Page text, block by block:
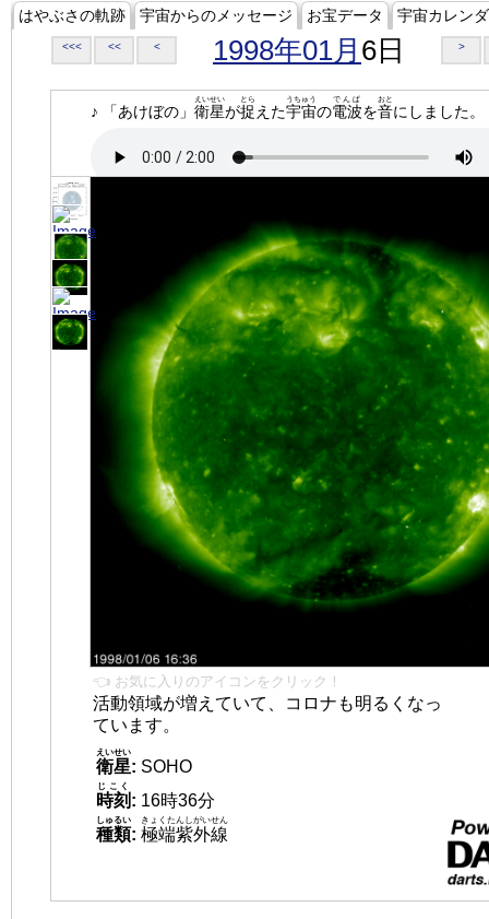
はやぶさの軌跡 宇宙からのメッセージ お宝データ 宇宙カレン
<<< << < 1998年01月 6日 >
♪ 「あけぼの」 衛星
えいせい
が捉
とら
えた宇宙
うちゅう
の電波
でんぱ
を音
おと
にしました。
👈 お気に入りのアイコンをクリック！
活動領域が増えていて、コロナも明るくなっ
ています。
衛星
えいせい
: SOHO
時刻
じこく
: 16時36分
種類
しゅるい
: 極端紫外線
きょくたんしがいせん